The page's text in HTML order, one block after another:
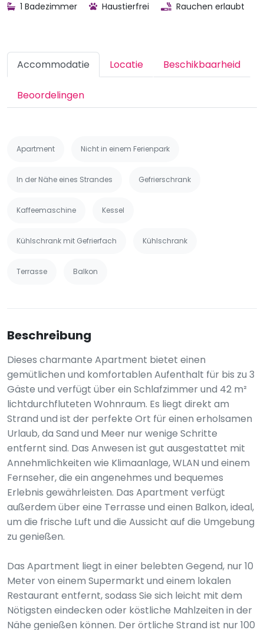
1 Badezimmer
Haustierfrei Rauchen erlaubt
Accommodatie Locatie Beschikbaarheid
Beoordelingen
Apartment Nicht in einem Ferienpark
In der Nähe eines Strandes Gefrierschrank
Kaffeemaschine Kessel
Kühlschrank mit Gefrierfach Kühlschrank
Terrasse Balkon
Beschreibung
Dieses charmante Apartment bietet einen
gemütlichen und komfortablen Aufenthalt für bis zu 3
Gäste und verfügt über ein Schlafzimmer und 42 m²
lichtdurchfluteten Wohnraum. Es liegt direkt am
Strand und ist der perfekte Ort für einen erholsamen
Urlaub, da Sand und Meer nur wenige Schritte
entfernt sind. Das Anwesen ist gut ausgestattet mit
Annehmlichkeiten wie Klimaanlage, WLAN und einem
Fernseher, die ein angenehmes und bequemes
Erlebnis gewährleisten. Das Apartment verfügt
außerdem über eine Terrasse und einen Balkon, ideal,
um die frische Luft und die Aussicht auf die Umgebung
zu genießen.
Das Apartment liegt in einer belebten Gegend, nur 10
Meter von einem Supermarkt und einem lokalen
Restaurant entfernt, sodass Sie sich leicht mit dem
Nötigsten eindecken oder köstliche Mahlzeiten in der
Nähe genießen können. Der örtliche Strand ist nur 100